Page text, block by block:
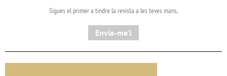
Sigues el primer a tindre la revista a les teves mans.
Envia-me'l